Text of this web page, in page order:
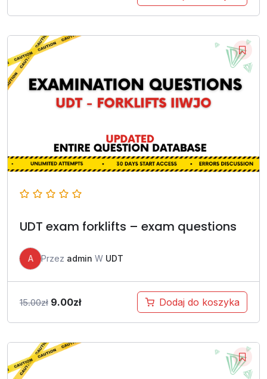
UDT exam forklifts – exam questions
A Przez admin W UDT
15.00zł 9.00zł Dodaj do koszyka